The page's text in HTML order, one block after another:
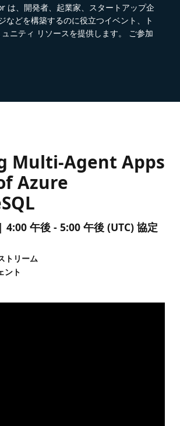
は、開発者、起業家、スタートアップ企
などを構築するのに役立つイベント、ト
ニティ リソースを提供します。 ご参加
Multi-Agent Apps
Azure
午後 - 5:00 午後 (UTC) 協定
トリーム
ント